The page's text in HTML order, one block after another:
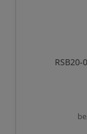
RSB20-